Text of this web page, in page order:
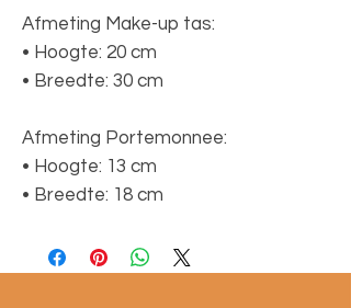
Afmeting Make-up tas:
• Hoogte: 20 cm
• Breedte: 30 cm
Afmeting Portemonnee:
• Hoogte: 13 cm
• Breedte: 18 cm